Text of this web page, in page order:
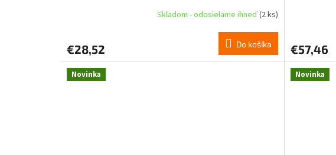
Skladom - odosielame ihneď(2 ks)
€28,52 Do košíka €57,46
Novinka Novinka